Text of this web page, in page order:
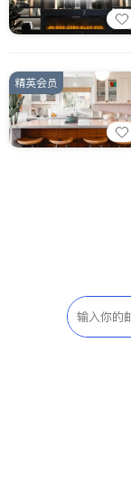
精英会员